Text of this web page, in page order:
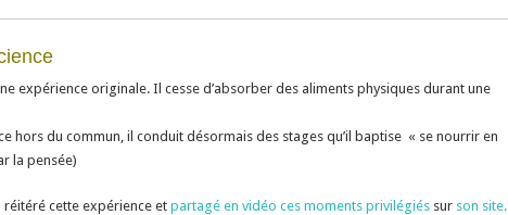
expérience originale. Il cesse d’absorber des aliments physiques durant une
hors du commun, il conduit désormais des stages qu’il baptise « se nourrir en
la pensée)
réitéré cette expérience etpartagé en vidéo ces moments privilégiéssur son site.